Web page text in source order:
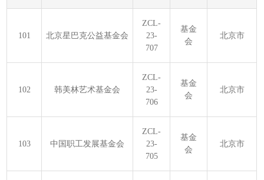
101 北京星巴克公益基金会
ZCL-
23-
707
基金
会
北京市
102 韩美林艺术基金会
ZCL-
23-
706
基金
会
北京市
103 中国职工发展基金会
ZCL-
23-
705
基金
会
北京市